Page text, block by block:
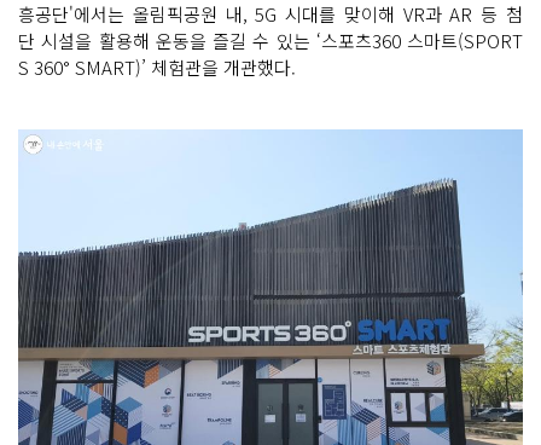
흥공단'에서는 올림픽공원 내, 5G 시대를 맞이해 VR과 AR 등 첨
단 시설을 활용해 운동을 즐길 수 있는 ‘스포츠360 스마트(SPORT
S 360° SMART)’ 체험관을 개관했다.